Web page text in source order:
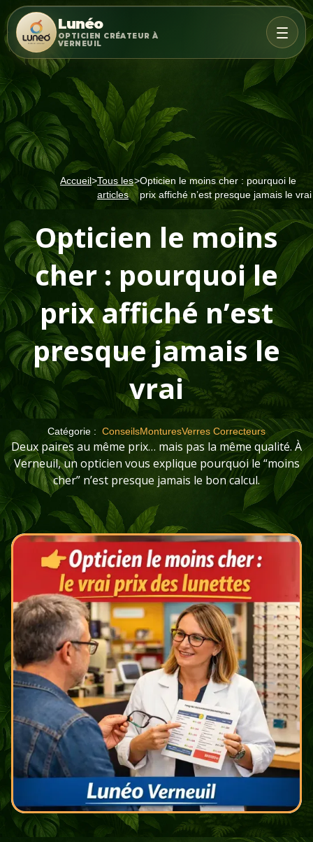
Lunéo
OPTICIEN CRÉATEUR À
VERNEUIL
Accueil>Tous les
articles
>Opticien le moins cher : pourquoi le
prix affiché n’est presque jamais le vrai
Opticien le moins
cher : pourquoi le
prix affiché n’est
presque jamais le
vrai
Catégorie : ConseilsMonturesVerres Correcteurs
Deux paires au même prix… mais pas la même qualité. À
Verneuil, un opticien vous explique pourquoi le “moins
cher” n’est presque jamais le bon calcul.